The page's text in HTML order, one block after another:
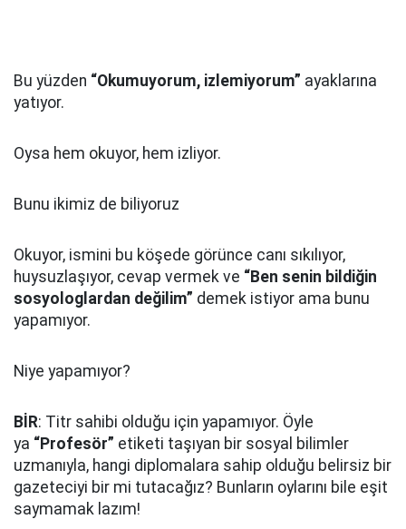
Bu yüzden “Okumuyorum, izlemiyorum” ayaklarına
yatıyor.
Oysa hem okuyor, hem izliyor.
Bunu ikimiz de biliyoruz
Okuyor, ismini bu köşede görünce canı sıkılıyor,
huysuzlaşıyor, cevap vermek ve “Ben senin bildiğin
sosyologlardan değilim” demek istiyor ama bunu
yapamıyor.
Niye yapamıyor?
BİR: Titr sahibi olduğu için yapamıyor. Öyle
ya “Profesör” etiketi taşıyan bir sosyal bilimler
uzmanıyla, hangi diplomalara sahip olduğu belirsiz bir
gazeteciyi bir mi tutacağız? Bunların oylarını bile eşit
saymamak lazım!